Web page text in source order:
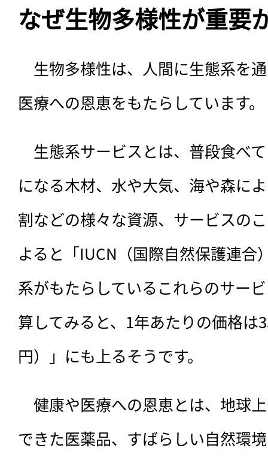
なぜ生物多様性が重要
生物多様性は、人間に生態系を
医療への恩恵をもたらしています。
生態系サービスとは、普段食べ
になる木材、水や大気、海や森に
割などの様々な資源、サービスの
よると「IUCN（国際自然保護連合
系がもたらしているこれらのサー
算してみると、1年あたりの価格は
円）」にも上るそうです。
健康や医療への恩恵とは、地球
できた医薬品、すばらしい自然環